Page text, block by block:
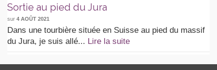
Sortie au pied du Jura
sur 4 AOÛT 2021
Dans une tourbière située en Suisse au pied du massif
du Jura, je suis allé... Lire la suite